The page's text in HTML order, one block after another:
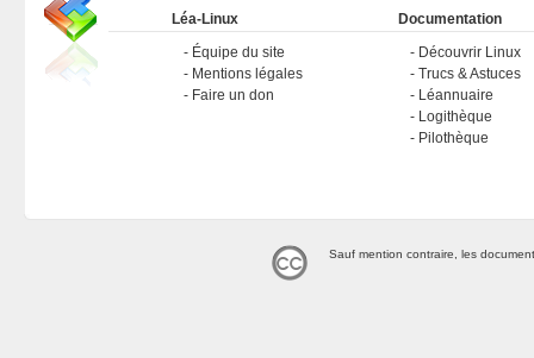
Léa-Linux
Équipe du site
Mentions légales
Faire un don
Documentation
Découvrir Linux
Trucs & Astuces
Léannuaire
Logithèque
Pilothèque
Sauf mention contraire, les